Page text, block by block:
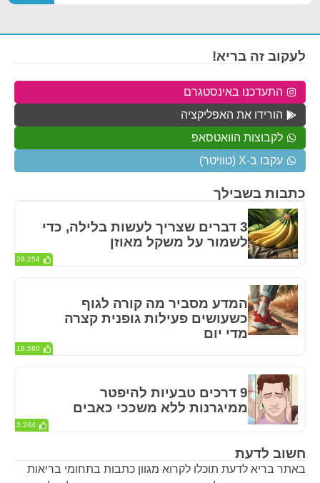
חשוב לדעת
באתר בריא לדעת תוכלו לקרוא מגוון כתבות בתחומי בריאות
כתבות בשבילך
3 דברים שצריך לעשות בלילה, כדי
לשמור על משקל מאוזן
28,254
המדע מסביר מה קורה לגוף
כשעושים פעילות גופנית קצרה
מדי יום
18,560
9 דרכים טבעיות להיפטר
ממיגרנות ללא משככי כאבים
3,284
לעקוב זה בריא!
התעדכנו באינסטגרם
הורידו את האפליקציה
לקבוצות הוואטסאפ
עקבו ב-X (טוויטר)